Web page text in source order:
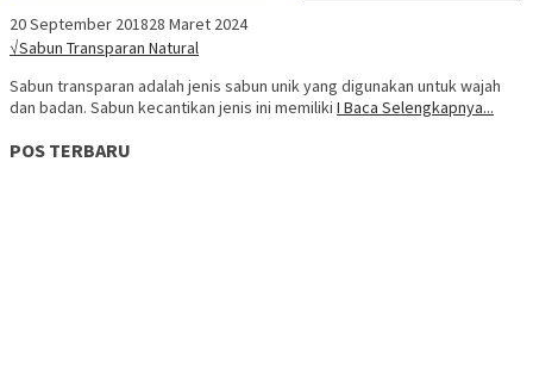
20 September 201828 Maret 2024
√Sabun Transparan Natural
Sabun transparan adalah jenis sabun unik yang digunakan untuk wajah
dan badan. Sabun kecantikan jenis ini memiliki I Baca Selengkapnya...
POS TERBARU